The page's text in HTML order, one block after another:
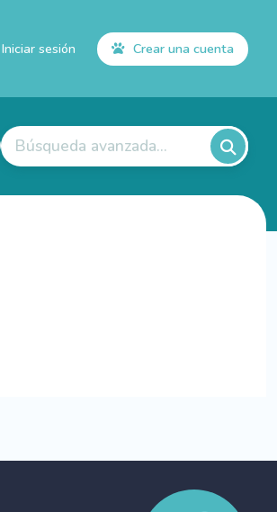
Iniciar sesión Crear una cuenta
Búsqueda avanzada...